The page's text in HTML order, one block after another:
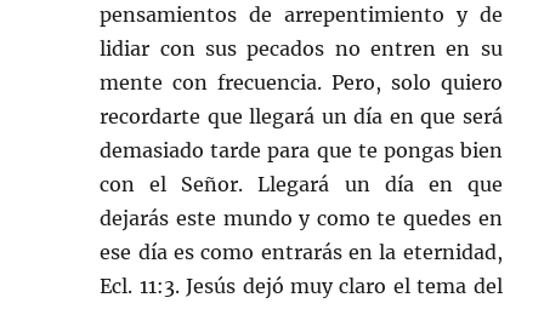
pensamientos de arrepentimiento y de
lidiar con sus pecados no entren en su
mente con frecuencia. Pero, solo quiero
recordarte que llegará un día en que será
demasiado tarde para que te pongas bien
con el Señor. Llegará un día en que
dejarás este mundo y como te quedes en
ese día es como entrarás en la eternidad,
Ecl. 11:3. Jesús dejó muy claro el tema del